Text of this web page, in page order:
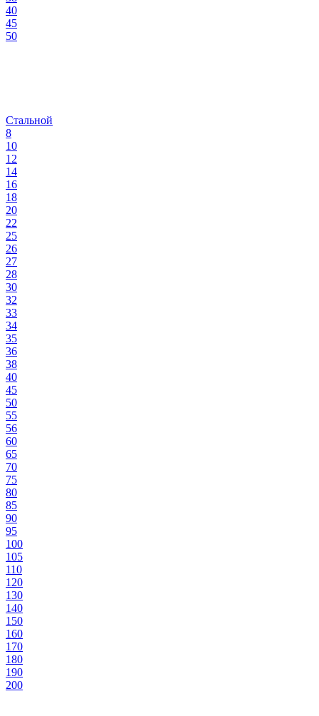
40
45
50
Стальной
8
10
12
14
16
18
20
22
25
26
27
28
30
32
33
34
35
36
38
40
45
50
55
56
60
65
70
75
80
85
90
95
100
105
110
120
130
140
150
160
170
180
190
200